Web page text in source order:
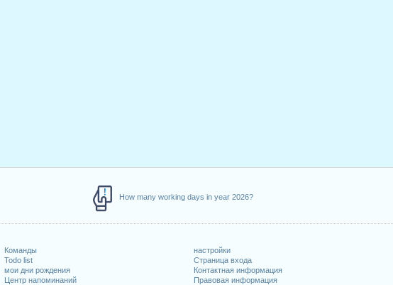
How many working days in year 2026?
Команды
Todo list
мои дни рождения
Центр напоминаний
настройки
Страница входа
Контактная информация
Правовая информация